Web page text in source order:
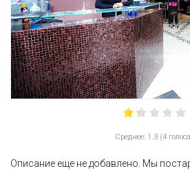
Среднее: 1.3 (4
Описание еще не добавлено. Мы